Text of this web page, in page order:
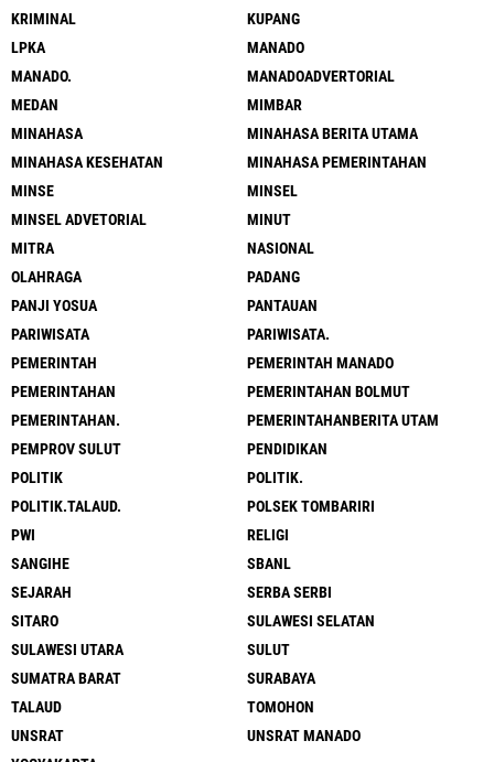
KRIMINAL
KUPANG
LPKA
MANADO
MANADO.
MANADOADVERTORIAL
MEDAN
MIMBAR
MINAHASA
MINAHASA BERITA UTAMA
MINAHASA KESEHATAN
MINAHASA PEMERINTAHAN
MINSE
MINSEL
MINSEL ADVETORIAL
MINUT
MITRA
NASIONAL
OLAHRAGA
PADANG
PANJI YOSUA
PANTAUAN
PARIWISATA
PARIWISATA.
PEMERINTAH
PEMERINTAH MANADO
PEMERINTAHAN
PEMERINTAHAN BOLMUT
PEMERINTAHAN.
PEMERINTAHANBERITA UTAM
PEMPROV SULUT
PENDIDIKAN
POLITIK
POLITIK.
POLITIK.TALAUD.
POLSEK TOMBARIRI
PWI
RELIGI
SANGIHE
SBANL
SEJARAH
SERBA SERBI
SITARO
SULAWESI SELATAN
SULAWESI UTARA
SULUT
SUMATRA BARAT
SURABAYA
TALAUD
TOMOHON
UNSRAT
UNSRAT MANADO